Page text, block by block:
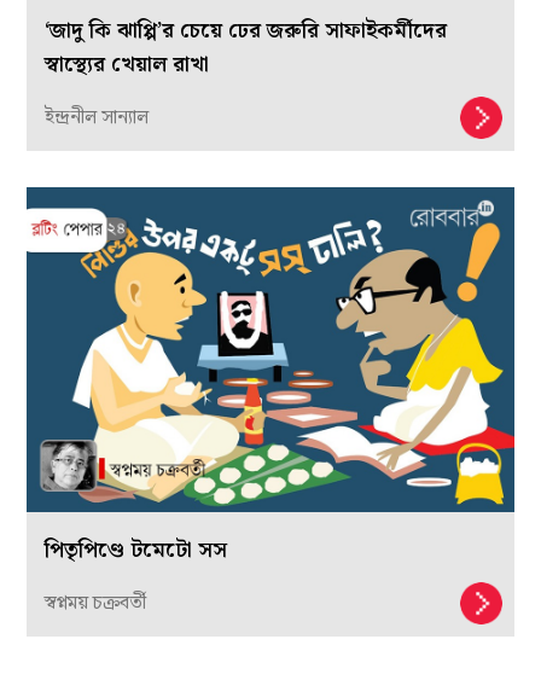
‘জাদু কি ঝাপ্পি’র চেয়ে ঢের জরুরি সাফাইকর্মীদের
স্বাস্থ্যের খেয়াল রাখা
ইন্দ্রনীল সান্যাল
পিতৃপিণ্ডে টমেটো সস
স্বপ্নময় চক্রবর্তী